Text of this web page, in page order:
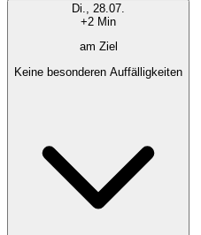
Di., 28.07.
+2 Min
am Ziel
Keine besonderen Auffälligkeiten